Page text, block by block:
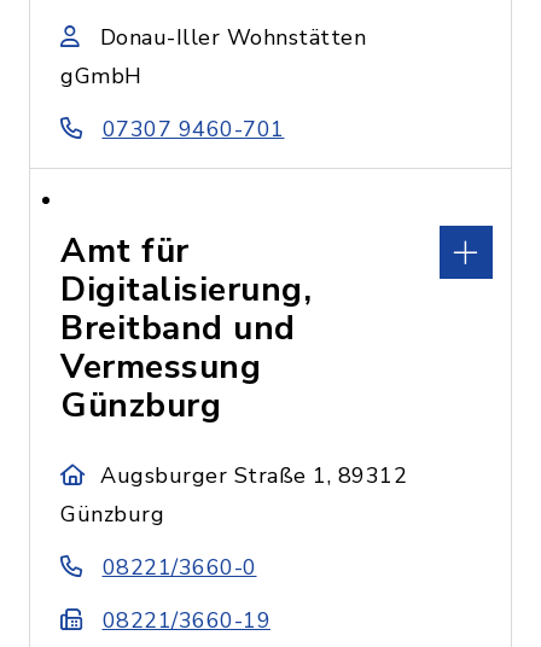
Donau-Iller Wohnstätten
gGmbH
07307 9460-701
Amt für
Digitalisierung,
Breitband und
Vermessung
Günzburg
Augsburger Straße 1, 89312
Günzburg
08221/3660-0
08221/3660-19